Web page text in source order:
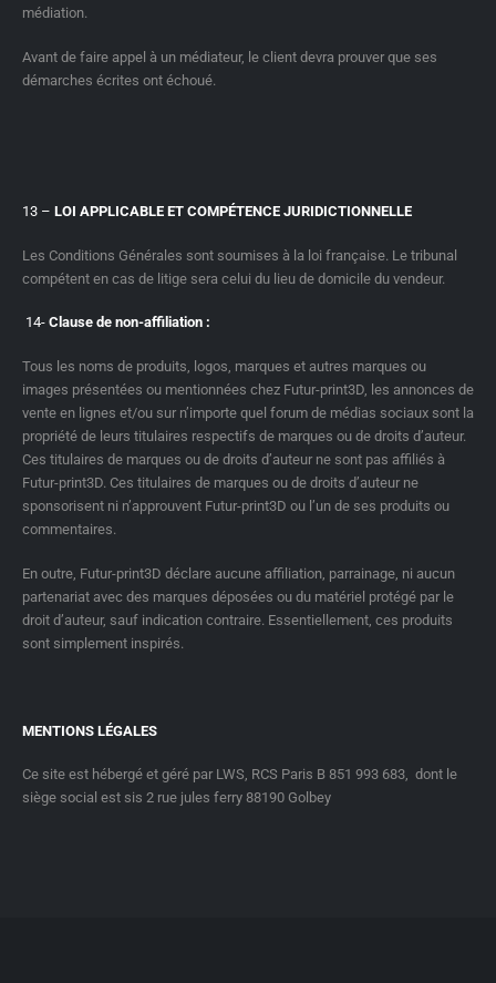
médiation.
Avant de faire appel à un médiateur, le client devra prouver que ses
démarches écrites ont échoué.
13 – LOI APPLICABLE ET COMPÉTENCE JURIDICTIONNELLE
Les Conditions Générales sont soumises à la loi française. Le tribunal
compétent en cas de litige sera celui du lieu de domicile du vendeur.
14- Clause de non-affiliation :
Tous les noms de produits, logos, marques et autres marques ou
images présentées ou mentionnées chez Futur-print3D, les annonces de
vente en lignes et/ou sur n’importe quel forum de médias sociaux sont la
propriété de leurs titulaires respectifs de marques ou de droits d’auteur.
Ces titulaires de marques ou de droits d’auteur ne sont pas affiliés à
Futur-print3D. Ces titulaires de marques ou de droits d’auteur ne
sponsorisent ni n’approuvent Futur-print3D ou l’un de ses produits ou
commentaires.
En outre, Futur-print3D déclare aucune affiliation, parrainage, ni aucun
partenariat avec des marques déposées ou du matériel protégé par le
droit d’auteur, sauf indication contraire. Essentiellement, ces produits
sont simplement inspirés.
MENTIONS LÉGALES
Ce site est hébergé et géré par LWS, RCS Paris B 851 993 683, dont le
siège social est sis 2 rue jules ferry 88190 Golbey